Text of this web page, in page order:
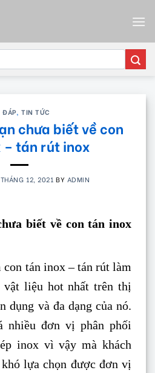
ĐÁP,TIN TỨC
chưa biết về con
tán rút inox
12, 2021 BY ADMIN
biết về con tán inox
con tán inox – tán rút làm
vật liệu hot nhất trên thị
dụng và đa dạng của nó.
nhiều đơn vị phân phối
inox vì vậy mà khách
lựa chọn được đơn vị